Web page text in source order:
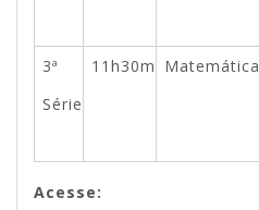
3ª
Série
11h30m Matemática
Acesse: